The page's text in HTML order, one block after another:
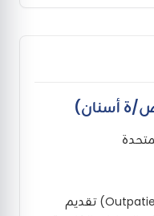
ة أسنان)
تتضمن الرعاية الخارجية (Outpatient Care) تقديم